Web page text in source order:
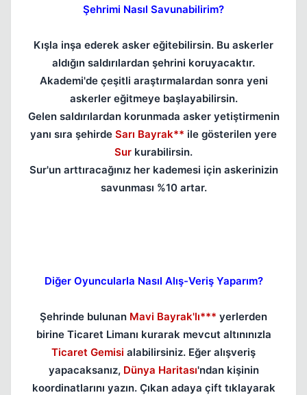
Şehrimi Nasıl Savunabilirim?
Kışla inşa ederek asker eğitebilirsin. Bu askerler
aldığın saldırılardan şehrini koruyacaktır.
Akademi'de çeşitli araştırmalardan sonra yeni
askerler eğitmeye başlayabilirsin.
Gelen saldırılardan korunmada asker yetiştirmenin
yanı sıra şehirde Sarı Bayrak** ile gösterilen yere
Sur kurabilirsin.
Sur'un arttıracağınız her kademesi için askerinizin
savunması %10 artar.
Diğer Oyuncularla Nasıl Alış-Veriş Yaparım?
Şehrinde bulunan Mavi Bayrak'lı*** yerlerden
birine Ticaret Limanı kurarak mevcut altınınızla
Ticaret Gemisi alabilirsiniz. Eğer alışveriş
yapacaksanız, Dünya Haritası'ndan kişinin
koordinatlarını yazın. Çıkan adaya çift tıklayarak